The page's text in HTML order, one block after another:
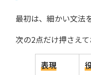
最初は、細かい文法
次の2点だけ押さえて
表現